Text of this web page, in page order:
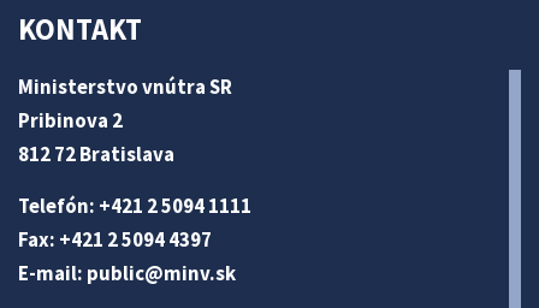
KONTAKT
Ministerstvo vnútra SR
Pribinova 2
812 72 Bratislava
Telefón: +421 2 5094 1111
Fax: +421 2 5094 4397
E-mail: public@minv.sk